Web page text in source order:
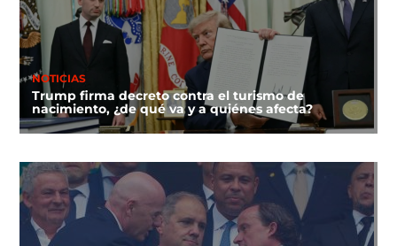
NOTICIAS
Trump firma decreto contra el turismo de
nacimiento, ¿de qué va y a quiénes afecta?